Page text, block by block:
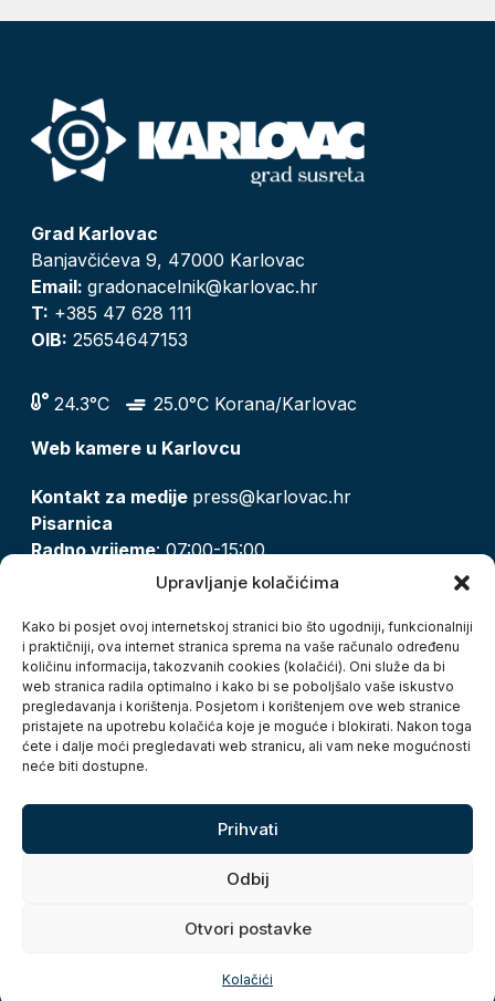
Upravljanje kolačićima
Kako bi posjet ovoj internetskoj stranici bio što ugodniji, funkcionalniji
i praktičniji, ova internet stranica sprema na vaše računalo određenu
količinu informacija, takozvanih cookies (kolačići). Oni služe da bi
web stranica radila optimalno i kako bi se poboljšalo vaše iskustvo
pregledavanja i korištenja. Posjetom i korištenjem ove web stranice
pristajete na upotrebu kolačića koje je moguće i blokirati. Nakon toga
ćete i dalje moći pregledavati web stranicu, ali vam neke mogućnosti
neće biti dostupne.
Prihvati
Odbij
Otvori postavke
Kolačići
Grad Karlovac
Banjavčićeva 9, 47000 Karlovac
Email: gradonacelnik@karlovac.hr
T: +385 47 628 111
OIB: 25654647153
24.3°C
25.0°C Korana/Karlovac
Web kamere u Karlovcu
Kontakt za medije press@karlovac.hr
Pisarnica
Radno vrijeme: 07:00-15:00
pisarnica@karlovac.hr
Zaštita osobnih podataka
Pristup informacijama
Kolačići
Izjava o pristupačnosti
Turistička zajednica grada Karlovca